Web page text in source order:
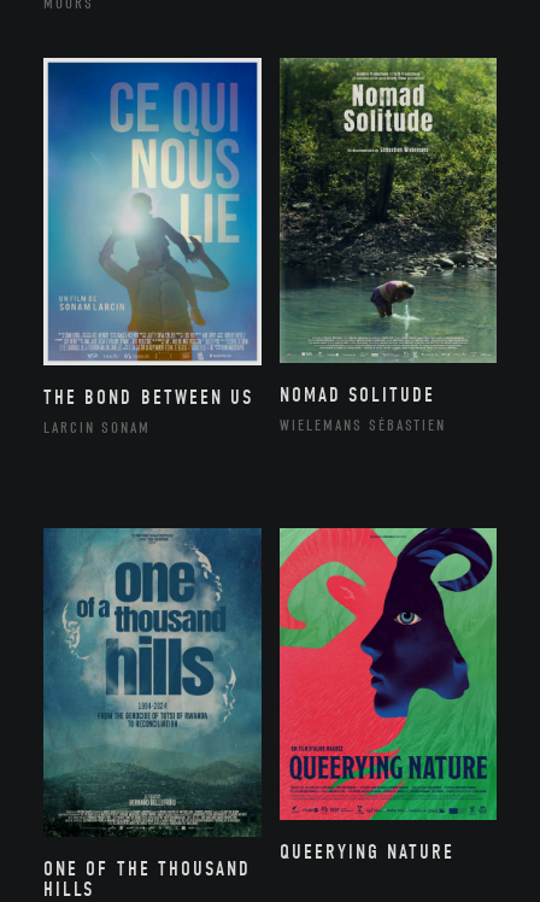
THE BOND BETWEEN US
LARCIN SONAM
NOMAD SOLITUDE
WIELEMANS SÉBASTIEN
ONE OF THE THOUSAND
HILLS
QUEERYING NATURE